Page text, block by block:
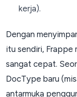
kerja).
Dengan
itu sendiri, Frappe
sangat cepat.
DocType baru
antarmuka